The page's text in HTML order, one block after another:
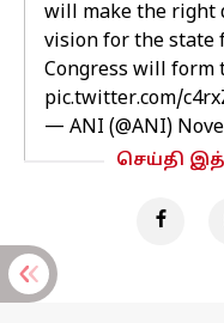
will make the right
vision for the state
Congress will form
pic.twitter.com/
— ANI (@ANI)
செய்தி